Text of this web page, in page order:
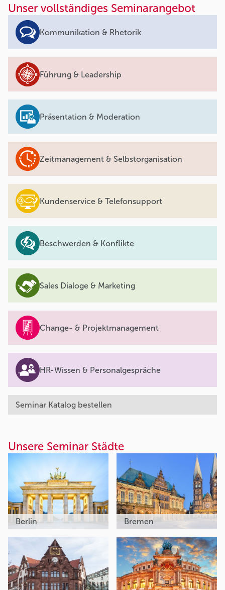
Unser vollständiges Seminarangebot
Kommunikation & Rhetorik
Führung & Leadership
Präsentation & Moderation
Zeitmanagement & Selbstorganisation
Kundenservice & Telefonsupport
Beschwerden & Konflikte
Sales Dialoge & Marketing
Change- & Projektmanagement
HR-Wissen & Personalgespräche
Seminar Katalog bestellen
Unsere Seminar Städte
Berlin Bremen